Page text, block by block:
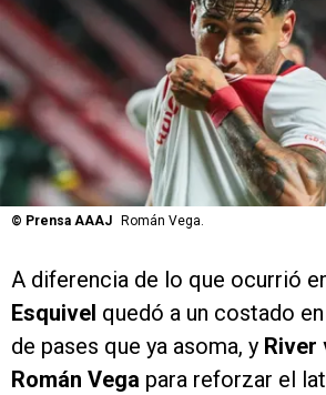
© Prensa AAAJ Román Vega.
A diferencia de lo que ocurrió
Esquivel quedó a un costado
de pases que ya asoma, y River
Román Vega para reforzar el